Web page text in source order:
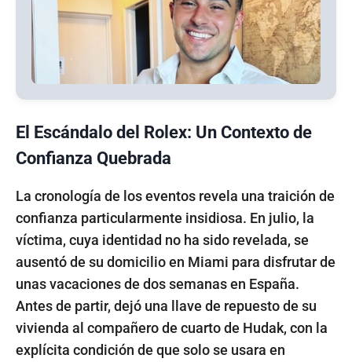
El Escándalo del Rolex: Un Contexto de
Confianza Quebrada
La cronología de los eventos revela una traición de
confianza particularmente insidiosa. En julio, la
víctima, cuya identidad no ha sido revelada, se
ausentó de su domicilio en Miami para disfrutar de
unas vacaciones de dos semanas en España.
Antes de partir, dejó una llave de repuesto de su
vivienda al compañero de cuarto de Hudak, con la
explícita condición de que solo se usara en